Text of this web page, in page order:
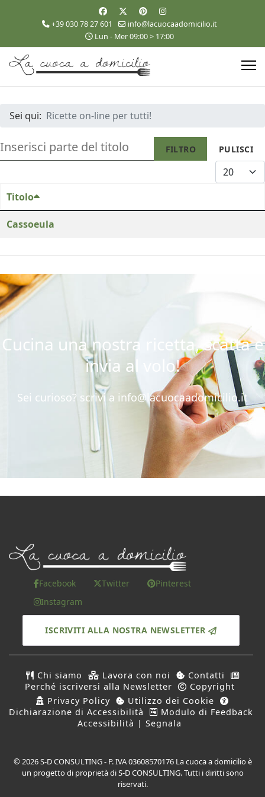
+39 030 78 27 601
info@lacuocaadomicilio.it
Lun - Mer 09:00 > 17:00
Sei qui: Ricette on-line per tutti!
INSERISCI PARTE DEL TITOLO FILTRO PULISCI
Titolo
Cassoeula
Cucina una nostra ricetta, scatta e
invia al volo!
Sei curioso? scrivi a info@lacuocaadomicilio.it
Facebook Twitter
Pinterest
Instagram
ISCRIVITI ALLA NOSTRA NEWSLETTER
Chi siamo Lavora con noi
Contatti
Perché iscriversi alla Newsletter
Copyright
Privacy Policy
Utilizzo dei Cookie
Dichiarazione di Accessibilità
Modulo di Feedback
Accessibilità | Segnala
© 2026 S-D CONSULTING - P. IVA 03608570176 La cuoca a domicilio è
un progetto di proprietà di S-D CONSULTING. Tutti i diritti sono
riservati.